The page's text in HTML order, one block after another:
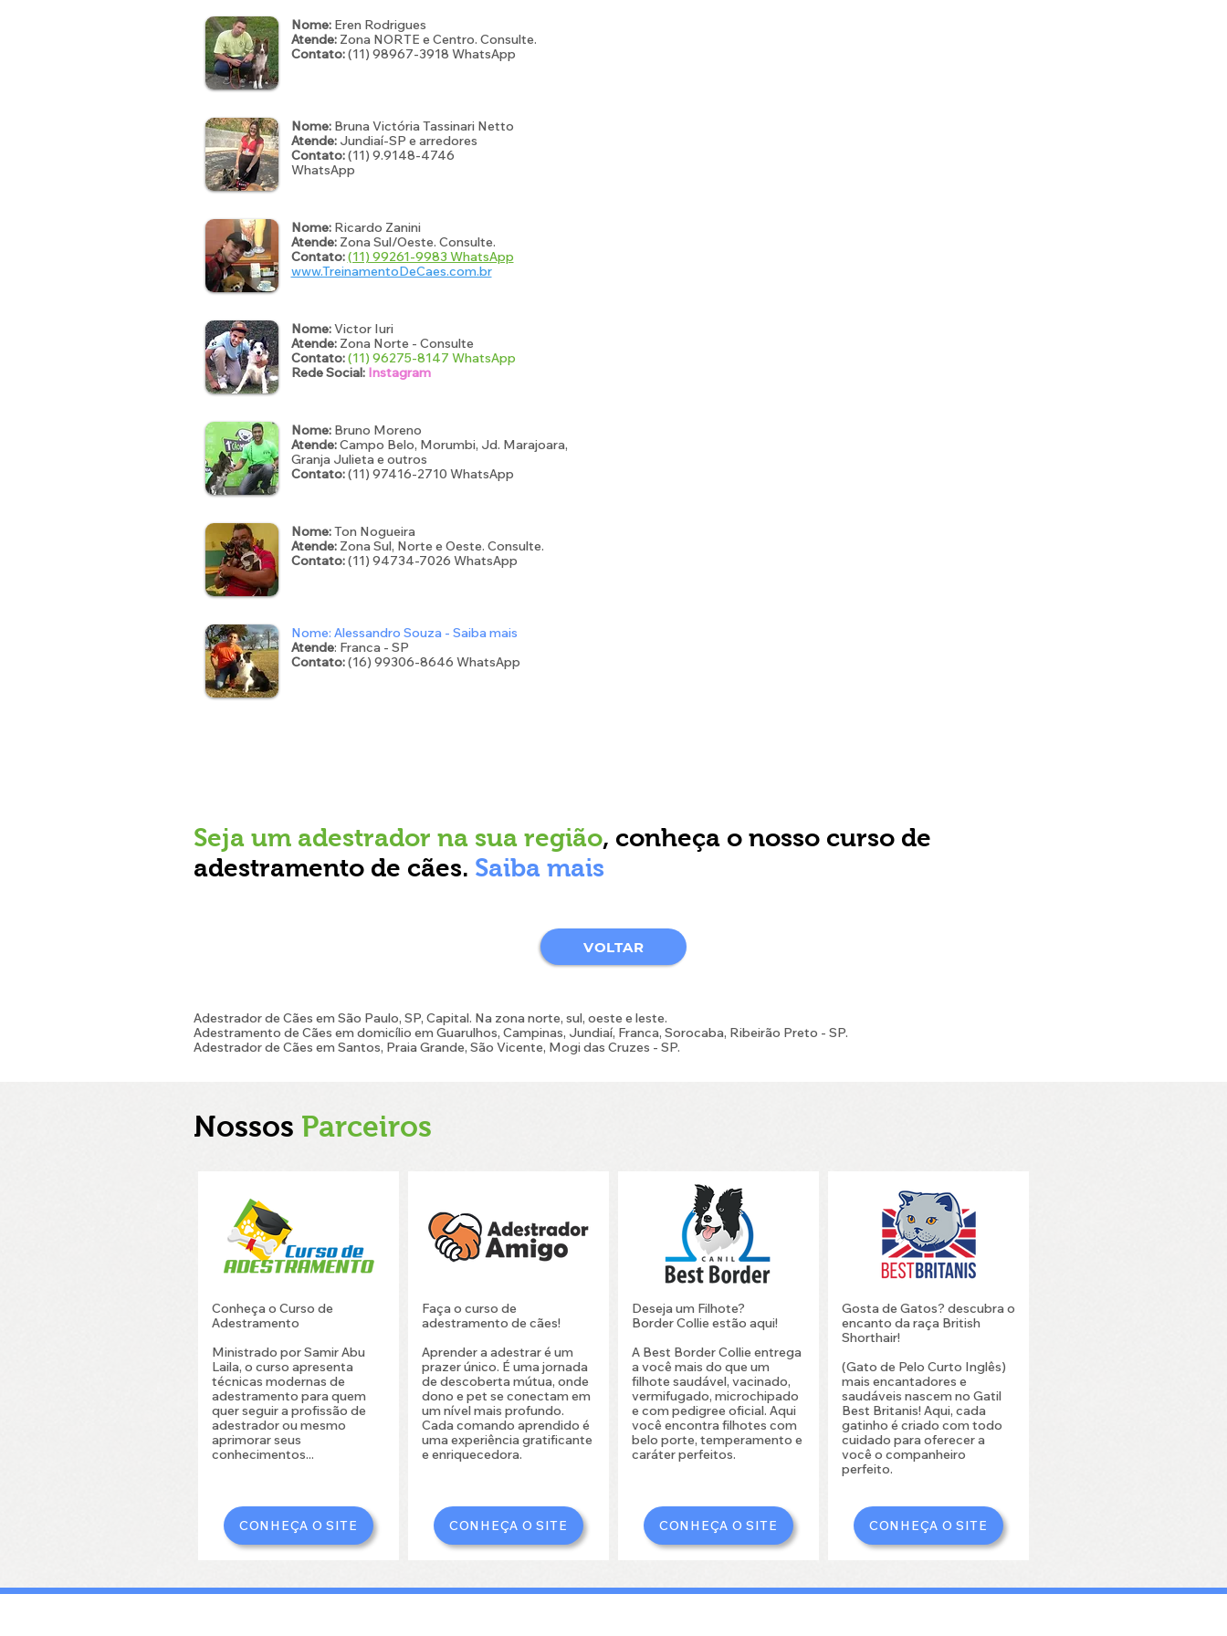
Nome: Eren Rodrigues
Atende:Zona NORTE e Centro. Consulte.
Contato:(11) 98967-3918 WhatsApp
Nome:Bruna Victória Tassinari Netto
Atende: Jundiaí-SP e arredores
Contato:(11) 9.9148-4746
WhatsApp
Nome:Ricardo Zanini
Atende:Zona Sul/Oeste. Consulte.
Contato:(11) 99261-9983 WhatsApp
www.TreinamentoDeCaes.com.br
Nome:Victor Iuri
Atende:Zona Norte - Consulte
Contato:(11) 96275-8147 WhatsApp
Rede Social: Instagram
Nome:Bruno Moreno
Atende:Campo Belo, Morumbi, Jd. Marajoara,
Granja Julieta e outros
Contato:(11) 97416-2710 WhatsApp
Nome:Ton Nogueira
Atende:Zona Sul, Norte e Oeste. Consulte.
Contato:(11) 94734-7026 WhatsApp
Nome: Alessandro Souza - Saiba mais
Atende: Franca - SP
Contato:(16) 99306-8646 WhatsApp
Seja um adestrador na sua região, conheça o nosso curso de
adestramento de cães. Saiba mais
VOLTAR
Adestrador de Cães em São Paulo, SP, Capital. Na zona norte, sul, oeste e leste.
Adestramento de Cães em domicílio em Guarulhos, Campinas, Jundiaí, Franca, Sorocaba, Ribeirão Preto - SP.
Adestrador de Cães em Santos, Praia Grande, São Vicente, Mogi das Cruzes - SP.
Nossos Parceiros
Conheça o Curso de
Adestramento
Ministrado por Samir Abu
Laila, o curso apresenta
técnicas modernas de
adestramento para quem
quer seguir a profissão de
adestrador ou mesmo
aprimorar seus
conhecimentos...
CONHEÇA O SITE
Faça o curso de
adestramento de cães!
Aprender a adestrar é um
prazer único. É uma jornada
de descoberta mútua, onde
dono e pet se conectam em
um nível mais profundo.
Cada comando aprendido é
uma experiência gratificante
e enriquecedora.
CONHEÇA O SITE
Deseja um Filhote?
Border Collie estão aqui!
A Best Border Collie entrega
a você mais do que um
filhote saudável, vacinado,
vermifugado, microchipado
e com pedigree oficial. Aqui
você encontra filhotes com
belo porte, temperamento e
caráter perfeitos.
CONHEÇA O SITE
Gosta de Gatos? descubra o
encanto da raça British
Shorthair!
(Gato de Pelo Curto Inglês)
mais encantadores e
saudáveis nascem no Gatil
Best Britanis! Aqui, cada
gatinho é criado com todo
cuidado para oferecer a
você o companheiro
perfeito.
CONHEÇA O SITE